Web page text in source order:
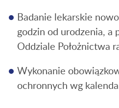
Badanie lekarskie
godzin od urodzenia, a
Oddziale Położnictwa
Wykonanie
ochronnych wg